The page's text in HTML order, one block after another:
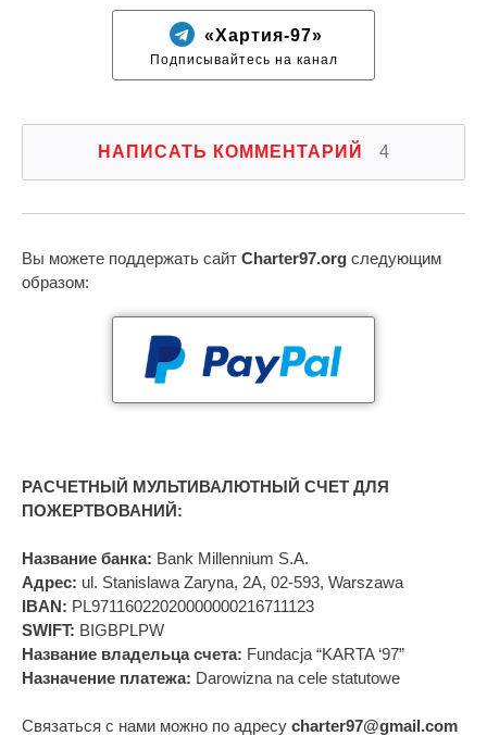
«Хартия-97»
Подписывайтесь на канал
НАПИСАТЬ КОММЕНТАРИЙ 4
Вы можете поддержать сайт Charter97.org следующим
образом:
РАСЧЕТНЫЙ МУЛЬТИВАЛЮТНЫЙ СЧЕТ ДЛЯ
ПОЖЕРТВОВАНИЙ:
Название банка: Bank Millennium S.A.
Адрес: ul. Stanislawa Zaryna, 2A, 02-593, Warszawa
IBAN: PL97116022020000000216711123
SWIFT: BIGBPLPW
Название владельца счета: Fundacja “KARTA ‘97”
Назначение платежа: Darowizna na cele statutowe
Связаться с нами можно по адресу charter97@gmail.com